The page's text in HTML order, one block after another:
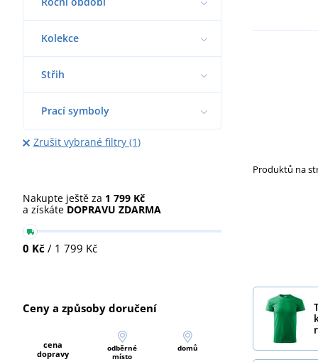
Kolekce
Střih
Prací symboly
Zrušit vybrané filtry (1)
Nakupte ještě za 1 799 Kč
a získáte DOPRAVU ZDARMA
0 Kč / 1 799 Kč
Ceny a způsoby doručení
cena
dopravy
odběrné
místo
domů
Produktů na